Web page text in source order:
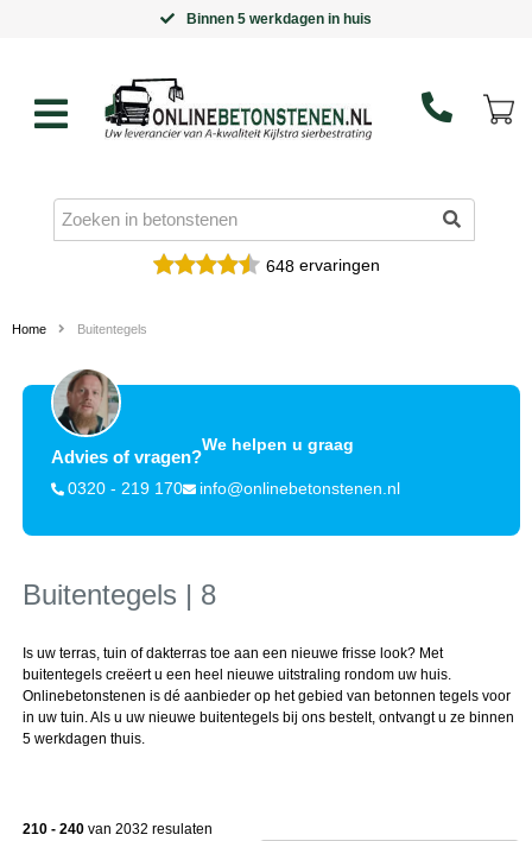
Binnen 5 werkdagen in huis
648ervaringen
Home Buitentegels
Advies of vragen?
We helpen u graag
0320 - 219 170 info@onlinebetonstenen.nl
Buitentegels | 8
Is uw terras, tuin of dakterras toe aan een nieuwe frisse look? Met
buitentegels creëert u een heel nieuwe uitstraling rondom uw huis.
Onlinebetonstenen is dé aanbieder op het gebied van betonnen tegels voor
in uw tuin. Als u uw nieuwe buitentegels bij ons bestelt, ontvangt u ze binnen
5 werkdagen thuis.
210 - 240van 2032 resulaten